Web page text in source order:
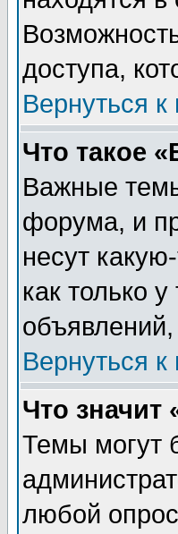
доступа,
Вернуться к
Что такое
Важные
форума, и
несут
как только
Вернуться к
Что значит
Темы могут
любой